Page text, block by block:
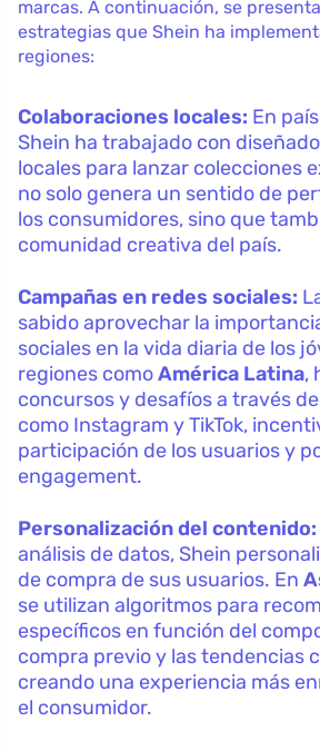
marcas. A continuación, se
estrategias que Shein ha
regiones:
Colaboraciones locales: En
Shein ha trabajado con
locales para lanzar colecciones
no solo genera un sentido de
los consumidores, sino que
comunidad creativa del país.
Campañas en redes sociales:
sabido aprovechar la
sociales en la vida diaria de los
regiones comoAmérica Latina,
concursos y desafíos a través
como Instagram y TikTok,
participación de los usuarios y
engagement.
Personalización del contenido:
análisis de datos, Shein
de compra de sus usuarios. En
se utilizan algoritmos para
específicos en función del
compra previo y las tendencias
creando una experiencia más
el consumidor.